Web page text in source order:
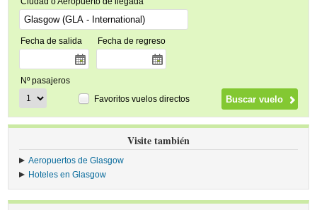
Fecha de salida Fecha de regreso
Nº pasajeros
Favoritos vuelos directos
Visite también
Aeropuertos de Glasgow
Hoteles en Glasgow